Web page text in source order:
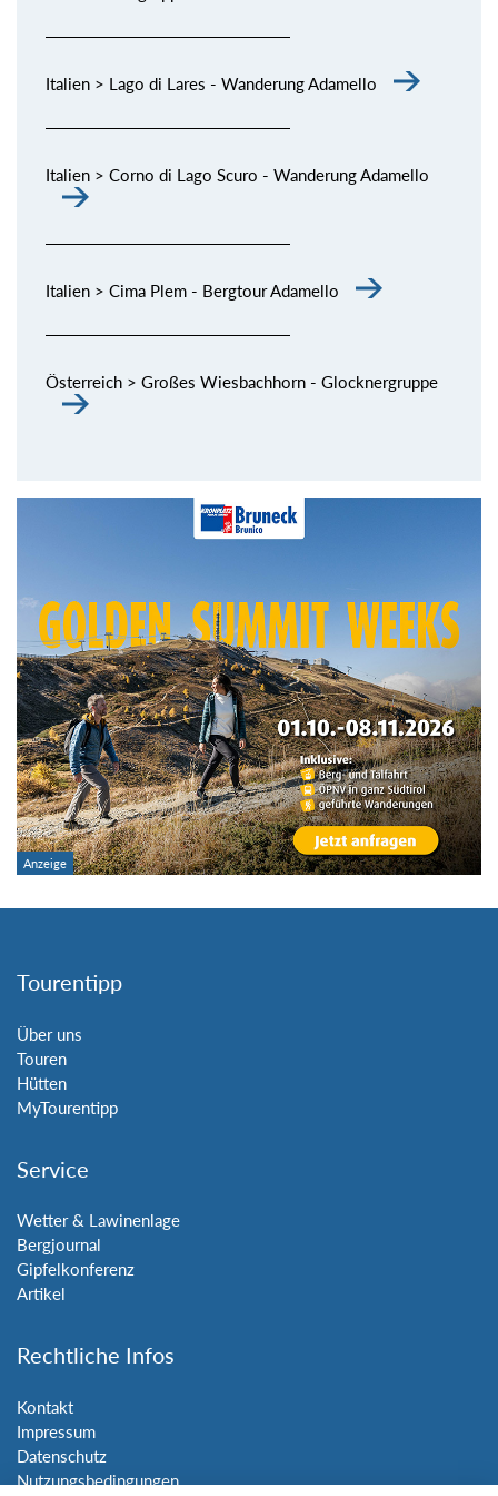
Italien > Lago di Lares - Wanderung Adamello
Italien > Corno di Lago Scuro - Wanderung Adamello
Italien > Cima Plem - Bergtour Adamello
Österreich > Großes Wiesbachhorn - Glocknergruppe
Tourentipp
Über uns
Touren
Hütten
MyTourentipp
Service
Wetter & Lawinenlage
Bergjournal
Gipfelkonferenz
Artikel
Rechtliche Infos
Kontakt
Impressum
Datenschutz
Nutzungsbedingungen